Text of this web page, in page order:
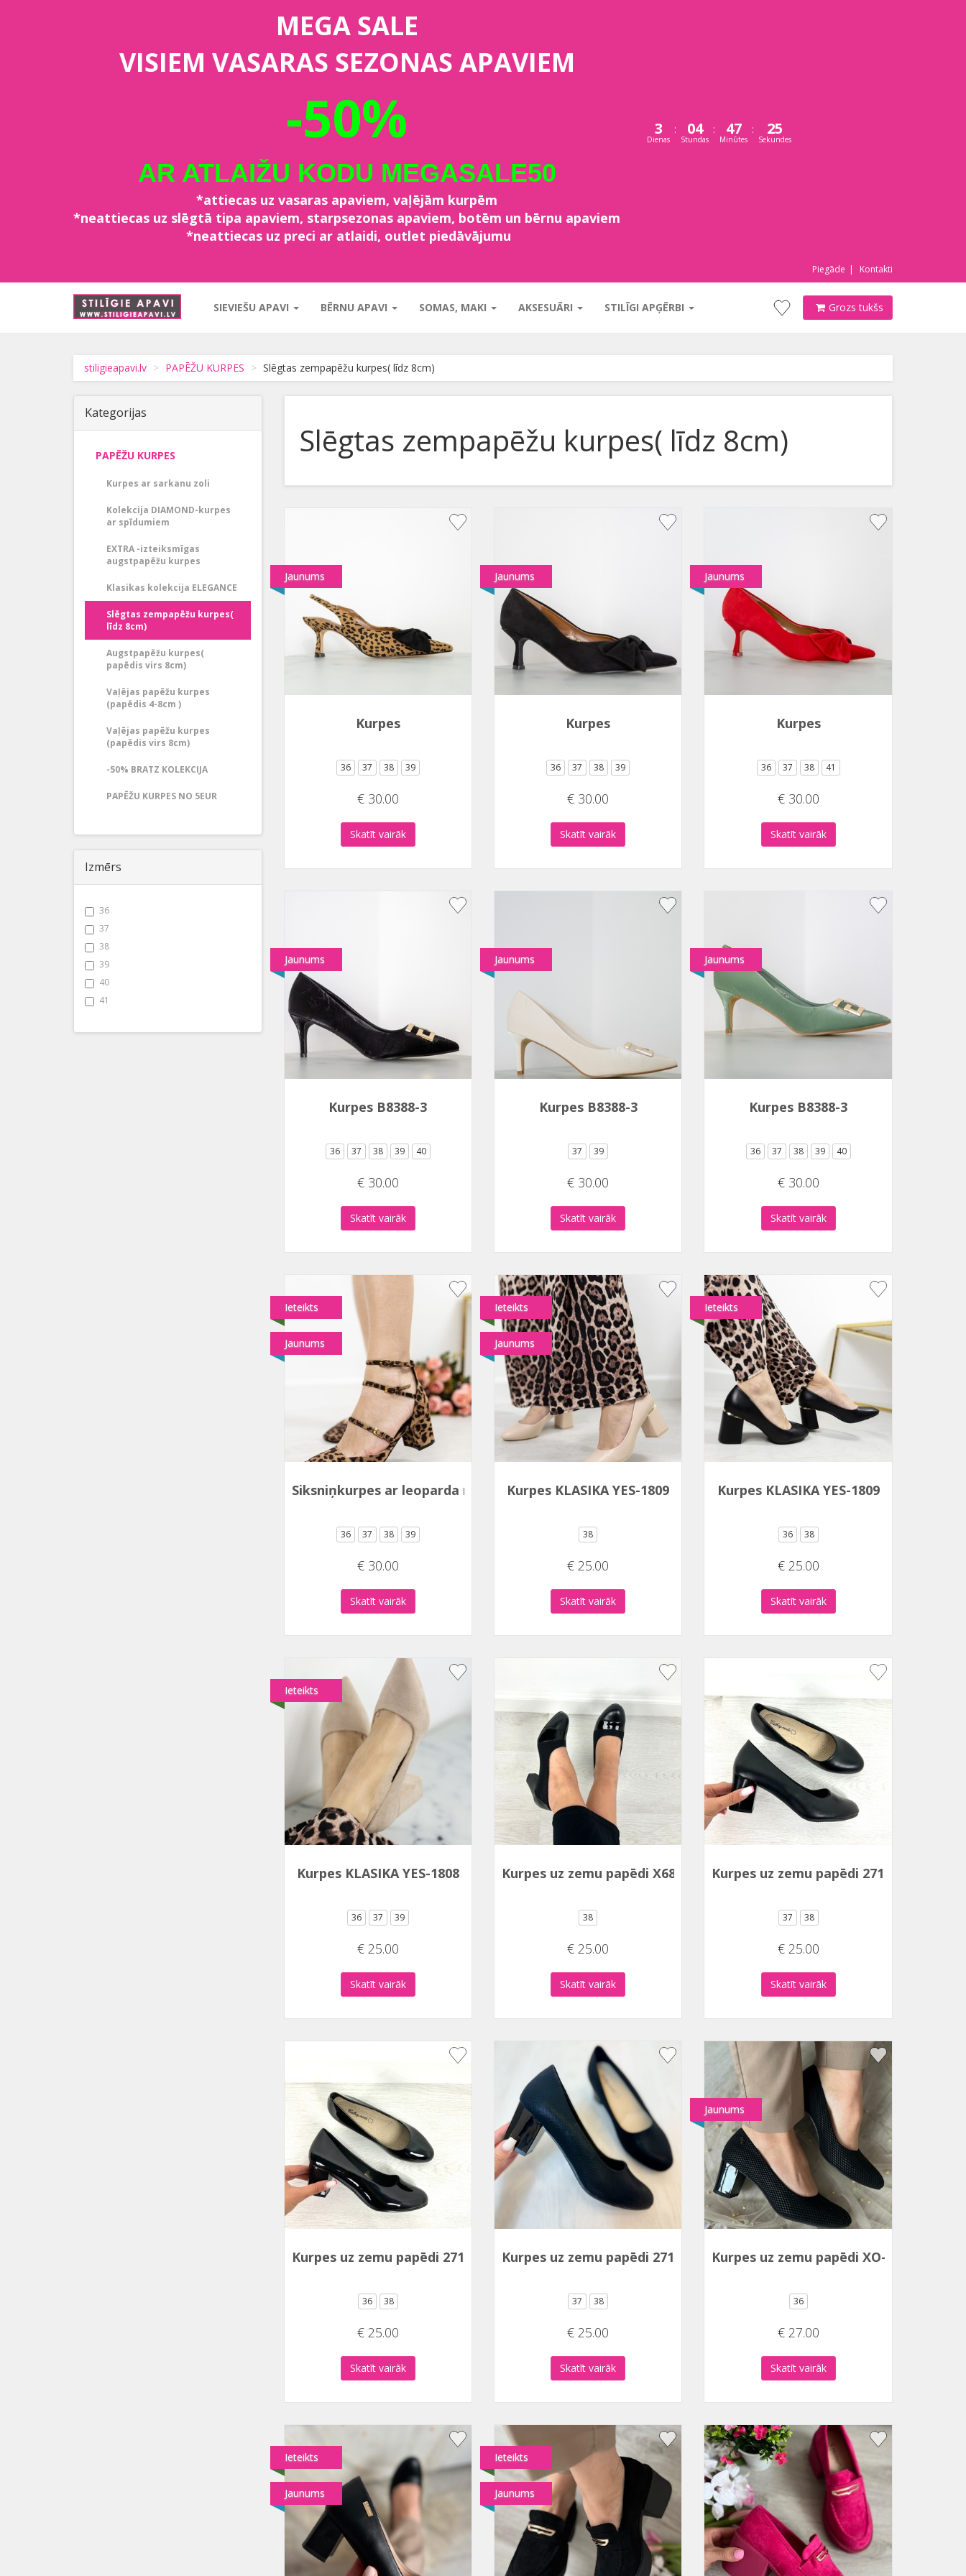
MEGA SALE
VISIEM VASARAS SEZONAS APAVIEM
-50%
AR ATLAIŽU KODU MEGASALE50
*attiecas uz vasaras apaviem, vaļējām kurpēm
*neattiecas uz slēgtā tipa apaviem, starpsezonas apaviem, botēm un bērnu apaviem
*neattiecas uz preci ar atlaidi, outlet piedāvājumu
3
Dienas
: 04
Stundas
: 47
Minūtes
: 24
Sekundes
Piegāde Kontakti
SIEVIEŠU APAVI BĒRNU APAVI SOMAS, MAKI AKSESUĀRI STILĪGI APĢĒRBI Grozs tukšs
stiligieapavi.lv PAPĒŽU KURPES Slēgtas zempapēžu kurpes( līdz 8cm)
Kategorijas
PAPĒŽU KURPES
Kurpes ar sarkanu zoli
Kolekcija DIAMOND-kurpes
ar spīdumiem
EXTRA -izteiksmīgas
augstpapēžu kurpes
Klasikas kolekcija ELEGANCE
Slēgtas zempapēžu kurpes(
līdz 8cm)
Augstpapēžu kurpes(
papēdis virs 8cm)
Vaļējas papēžu kurpes
(papēdis 4-8cm )
Vaļējas papēžu kurpes
(papēdis virs 8cm)
-50% BRATZ KOLEKCIJA
PAPĒŽU KURPES NO 5EUR
Izmērs
36
37
38
39
40
41
Slēgtas zempapēžu kurpes( līdz 8cm)
Kurpes
36 37 38 39
€ 30.00
Skatīt vairāk
Jaunums
Kurpes
36 37 38 39
€ 30.00
Skatīt vairāk
Jaunums
Kurpes
36 37 38 41
€ 30.00
Skatīt vairāk
Jaunums
Kurpes B8388-3
36 37 38 39 40
€ 30.00
Skatīt vairāk
Jaunums
Kurpes B8388-3
37 39
€ 30.00
Skatīt vairāk
Jaunums
Kurpes B8388-3
36 37 38 39 40
€ 30.00
Skatīt vairāk
Jaunums
Siksniņkurpes ar leoparda rakstu 1811-1 LEOPARD
36 37 38 39
€ 30.00
Skatīt vairāk
Ieteikts
Jaunums
Kurpes KLASIKA YES-1809
38
€ 25.00
Skatīt vairāk
Ieteikts
Jaunums
Kurpes KLASIKA YES-1809
36 38
€ 25.00
Skatīt vairāk
Ieteikts
Kurpes KLASIKA YES-1808
36 37 39
€ 25.00
Skatīt vairāk
Ieteikts
Kurpes uz zemu papēdi X6821
38
€ 25.00
Skatīt vairāk
Kurpes uz zemu papēdi 2716-2
37 38
€ 25.00
Skatīt vairāk
Kurpes uz zemu papēdi 2716-3
36 38
€ 25.00
Skatīt vairāk
Kurpes uz zemu papēdi 2716-4
37 38
€ 25.00
Skatīt vairāk
Kurpes uz zemu papēdi XO-709
36
€ 27.00
Skatīt vairāk
Jaunums
Ieteikts
Jaunums
Ieteikts
Jaunums